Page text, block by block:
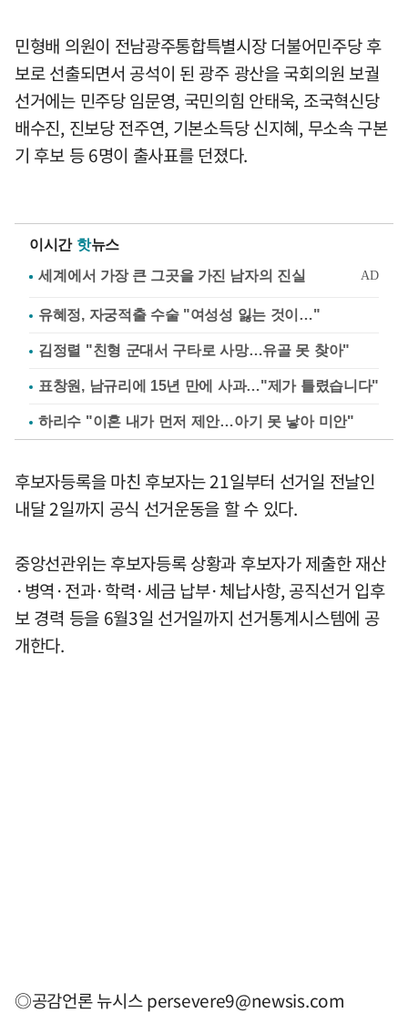
민형배 의원이 전남광주통합특별시장 더불어민주당 후
보로 선출되면서 공석이 된 광주 광산을 국회의원 보궐
선거에는 민주당 임문영, 국민의힘 안태욱, 조국혁신당
배수진, 진보당 전주연, 기본소득당 신지혜, 무소속 구본
기 후보 등 6명이 출사표를 던졌다.
이시간 핫뉴스
유혜정, 자궁적출 수술 "여성성 잃는 것이…"
김정렬 "친형 군대서 구타로 사망…유골 못 찾아"
표창원, 남규리에 15년 만에 사과…"제가 틀렸습니다"
하리수 "이혼 내가 먼저 제안…아기 못 낳아 미안"
후보자등록을 마친 후보자는 21일부터 선거일 전날인
내달 2일까지 공식 선거운동을 할 수 있다.
중앙선관위는 후보자등록 상황과 후보자가 제출한 재산
·병역·전과·학력·세금 납부·체납사항, 공직선거 입후
보 경력 등을 6월3일 선거일까지 선거통계시스템에 공
개한다.
◎공감언론 뉴시스persevere9@newsis.com